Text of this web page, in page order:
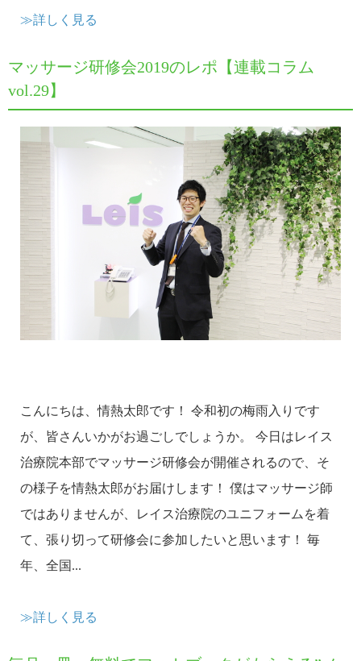
≫詳しく見る
マッサージ研修会2019のレポ【連載コラム
vol.29】
こんにちは、情熱太郎です！ 令和初の梅雨入りです
が、皆さんいかがお過ごしでしょうか。 今日はレイス
治療院本部でマッサージ研修会が開催されるので、そ
の様子を情熱太郎がお届けします！ 僕はマッサージ師
ではありませんが、レイス治療院のユニフォームを着
て、張り切って研修会に参加したいと思います！ 毎
年、全国...
≫詳しく見る